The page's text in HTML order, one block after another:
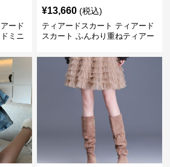
ード
ミニ
¥13,660 (税込)
ティアードスカート ティアード
スカート ふんわり重ねティアー